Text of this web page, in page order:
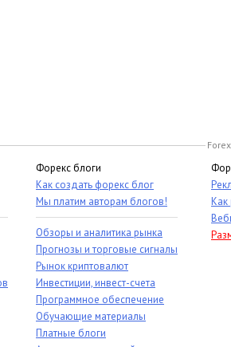
Форекс блоги
Как создать форекс блог
Мы платим авторам блогов!
Обзоры и аналитика рынка
Прогнозы и торговые сигналы
Рынок криптовалют
Инвестиции, инвест-счета
Программное обеспечение
Обучающие материалы
Платные блоги
Как